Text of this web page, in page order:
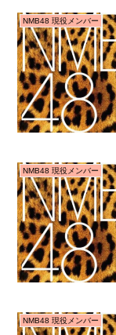
NMB48 現役メンバー
NMB48 現役メンバー
NMB48 現役メンバー